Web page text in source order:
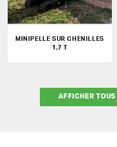
MINIPELLE SUR CHENILLES
1,7 T
AFFICHER